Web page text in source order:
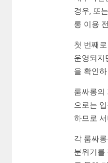
경우, 또
롱 이용
첫 번째
운영되지
을 확인
룸싸롱의
으로는
하므로
각 룸싸
분위기를